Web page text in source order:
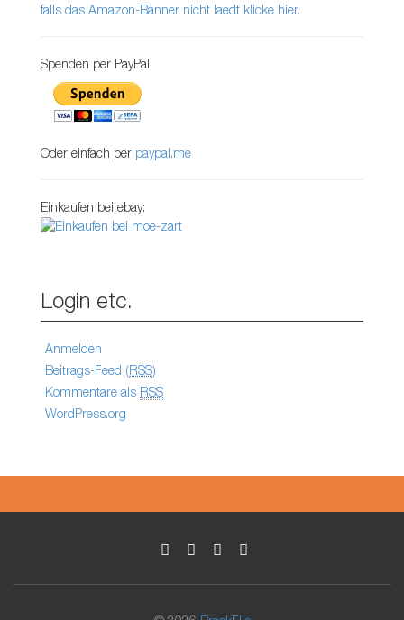
falls das Amazon-Banner nicht laedt klicke hier.
Spenden per PayPal:
Oder einfach per paypal.me
Einkaufen bei ebay:
Login etc.
Anmelden
Beitrags-Feed (RSS)
Kommentare als RSS
WordPress.org